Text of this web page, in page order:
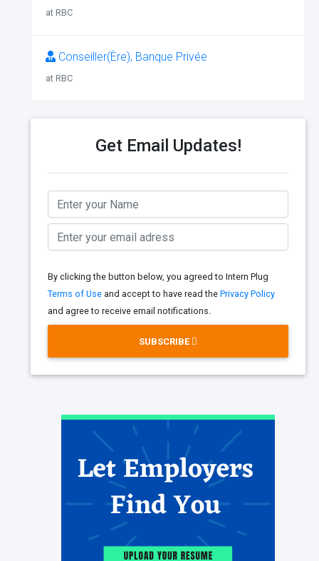
at RBC
Conseiller(Ère), Banque Privée
at RBC
Get Email Updates!
By clicking the button below, you agreed to Intern Plug
Terms of Use and accept to have read the Privacy Policy
and agree to receive email notifications.
SUBSCRIBE